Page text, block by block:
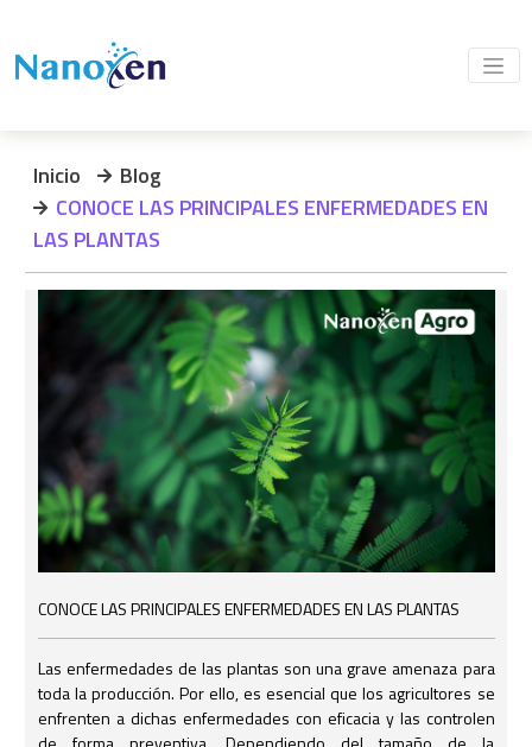
Inicio
Blog
CONOCE LAS PRINCIPALES ENFERMEDADES EN
LAS PLANTAS
CONOCE LAS PRINCIPALES ENFERMEDADES EN LAS PLANTAS
Las enfermedades de las plantas son una grave amenaza para
toda la producción. Por ello, es esencial que los agricultores se
enfrenten a dichas enfermedades con eficacia y las controlen